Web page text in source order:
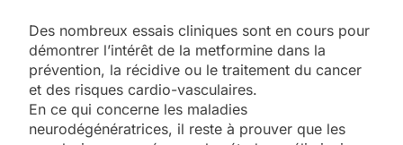
Des nombreux essais cliniques sont en cours pour
démontrer l’intérêt de la metformine dans la
prévention, la récidive ou le traitement du cancer
et des risques cardio-vasculaires.
En ce qui concerne les maladies
neurodégénératrices, il reste à prouver que les